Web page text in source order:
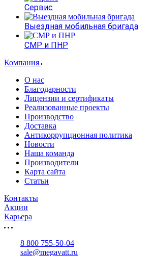
Сервис
Выездная мобильная бригада
СМР и ПНР
Компания
О нас
Благодарности
Лицензии и сертификаты
Реализованные проекты
Производство
Доставка
Антикоррупционная политика
Новости
Наша команда
Производители
Карта сайта
Статьи
Контакты
Акции
Карьера
8 800 755-50-04
sale@megavatt.ru